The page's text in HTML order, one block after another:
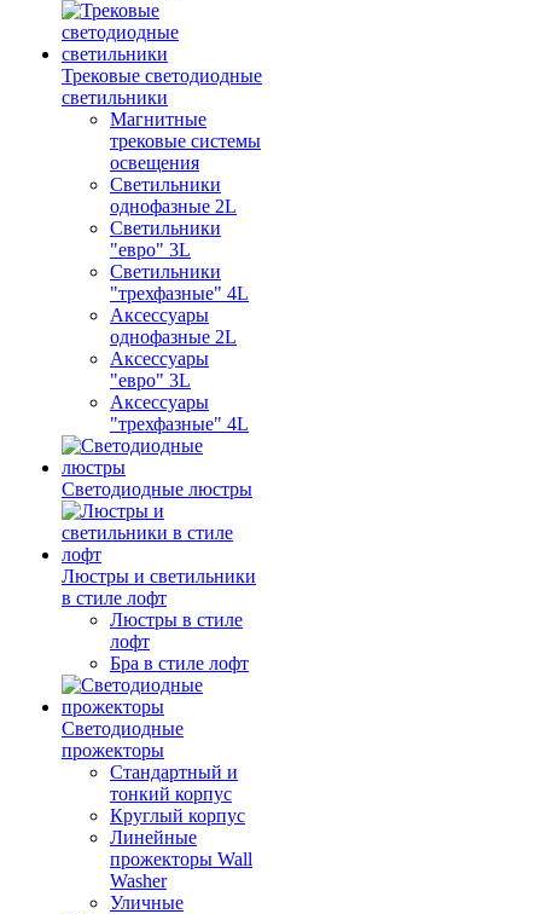
Трековые светодиодные
светильники
Магнитные
трековые системы
освещения
Светильники
однофазные 2L
Светильники
"евро" 3L
Светильники
"трехфазные" 4L
Аксессуары
однофазные 2L
Аксессуары
"евро" 3L
Аксессуары
"трехфазные" 4L
Светодиодные люстры
Люстры и светильники
в стиле лофт
Люстры в стиле
лофт
Бра в стиле лофт
Светодиодные
прожекторы
Стандартный и
тонкий корпус
Круглый корпус
Линейные
прожекторы Wall
Washer
Уличные